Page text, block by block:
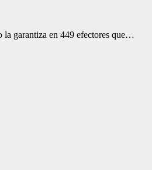
la garantiza en 449 efectores que…